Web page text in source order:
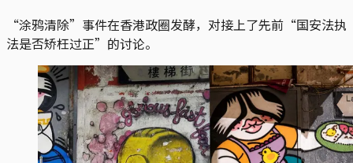
“涂鸦清除”事件在香港政圈发酵，对接上了先前“国安法执
法是否矫枉过正”的讨论。